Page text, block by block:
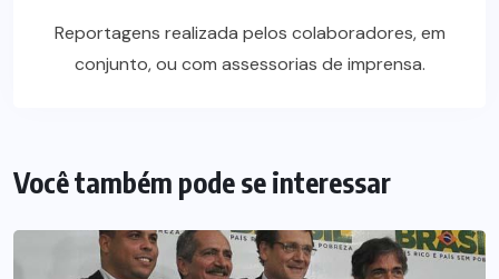
Reportagens realizada pelos colaboradores, em
conjunto, ou com assessorias de imprensa.
Você também pode se interessar